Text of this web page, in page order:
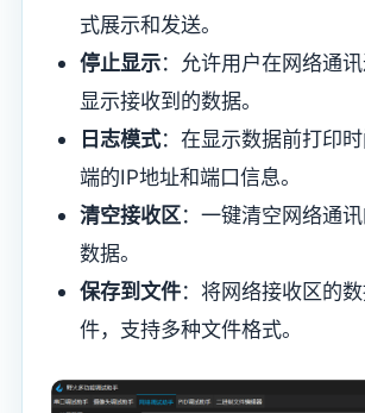
式展示和发送。
停止显示：允许用户在网络通
显示接收到的数据。
日志模式：在显示数据前打印
端的IP地址和端口信息。
清空接收区：一键清空网络通
数据。
保存到文件：将网络接收区的
件，支持多种文件格式。